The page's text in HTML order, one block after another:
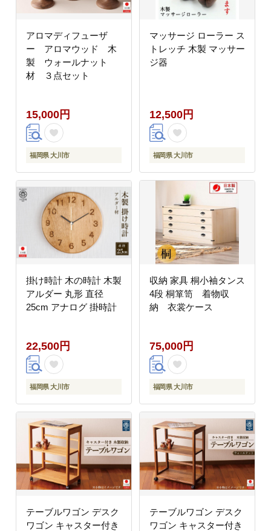
アロマディフューザ
ー アロマウッド 木
製 ウォールナット
材 ３点セット
15,000円
福岡県 大川市
マッサージ ローラー ス
トレッチ 木製 マッサー
ジ器
12,500円
福岡県 大川市
掛け時計 木の時計 木製
アルダー 丸形 直径
25cm アナログ 掛時計
22,500円
福岡県 大川市
収納 家具 桐小袖タンス
4段 桐箪笥 着物収
納 衣裳ケース
75,000円
福岡県 大川市
テーブルワゴン デスク
ワゴン キャスター付き
テーブルワゴン デスク
ワゴン キャスター付き